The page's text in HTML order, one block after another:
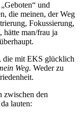
und
die meinen, der Weg
Fokussierung,
hätte man/frau ja
die mit EKS glücklich
Weg. Weder zu
zwischen den
lauten: